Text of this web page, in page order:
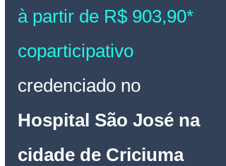
à partir de R$ 903,90*
coparticipativo
credenciado no
Hospital São José na
cidade de Criciuma